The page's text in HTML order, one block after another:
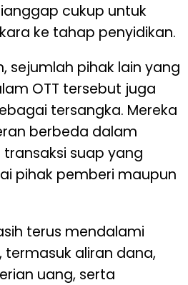
cukup untuk
ke tahap penyidikan.
sejumlah pihak lain yang
OTT tersebut juga
tersangka. Mereka
berbeda dalam
suap yang
pihak pemberi maupun
terus mendalami
termasuk aliran dana,
uang, serta